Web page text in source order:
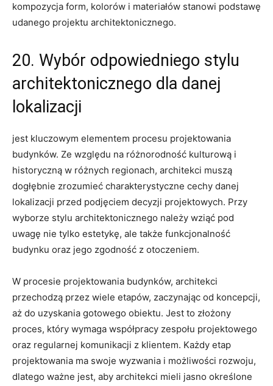
‌kompozycja form, kolorów ​i ⁢materiałów⁢ stanowi podstawę
udanego projektu architektonicznego.
20. ⁤Wybór odpowiedniego stylu
architektonicznego dla danej
lokalizacji
⁣jest kluczowym​ elementem procesu projektowania
budynków. Ze względu na różnorodność kulturową i
historyczną w ​różnych ‌regionach,‌ architekci muszą‍
dogłębnie zrozumieć charakterystyczne cechy danej
lokalizacji‍ przed podjęciem decyzji ⁣projektowych.‍ Przy
wyborze stylu architektonicznego ‌należy wziąć pod
uwagę nie⁢ tylko‍ estetykę, ‌ale także ‍funkcjonalność
‍budynku‍ oraz jego zgodność​ z otoczeniem.
W ‌procesie projektowania budynków, ​architekci⁢
przechodzą przez wiele etapów,‍ zaczynając‌ od koncepcji,
aż do⁤ uzyskania gotowego obiektu. Jest to złożony ​
proces, który wymaga współpracy zespołu ⁢projektowego
oraz regularnej komunikacji ‌z klientem. Każdy etap
projektowania⁣ ma swoje‍ wyzwania ⁢i możliwości rozwoju,⁤
dlatego ważne jest, ⁢aby architekci mieli jasno określone